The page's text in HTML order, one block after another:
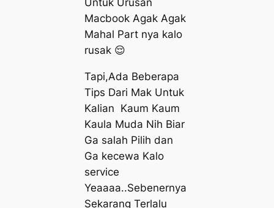
Macbook Agak Agak
Mahal Part nya kalo
rusak 😌
Tapi,Ada Beberapa
Tips Dari Mak Untuk
Kalian Kaum Kaum
Kaula Muda Nih Biar
Ga salah Pilih dan
Ga kecewa Kalo
service
Yeaaaa..Sebenernya
Sekarang Terlalu